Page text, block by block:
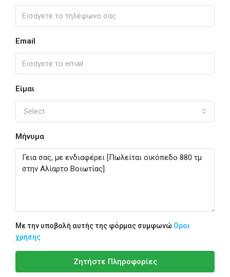
Email
Είμαι
Select
Μήνυμα
Με την υποβολή αυτής της φόρμας συμφωνώ Οροι
χρήσης
Ζητήστε Πληροφορίες